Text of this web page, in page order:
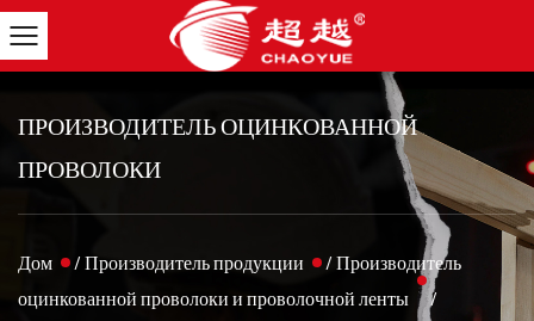
ПРОИЗВОДИТЕЛЬ ОЦИНКОВАННОЙ
ПРОВОЛОКИ
Дом / Производитель продукции / Производитель
оцинкованной проволоки и проволочной ленты
/